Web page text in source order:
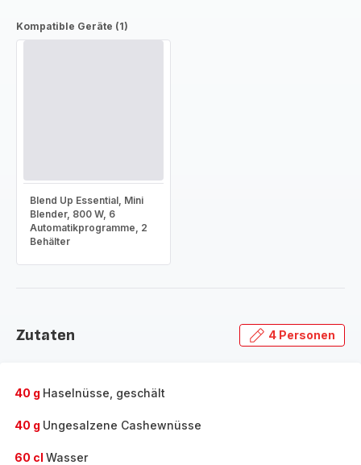
Kompatible Geräte (1)
Blend Up Essential, Mini
Blender, 800 W, 6
Automatikprogramme, 2
Behälter
Zutaten 4 Personen
40 g Haselnüsse, geschält
40 g Ungesalzene Cashewnüsse
60 cl Wasser